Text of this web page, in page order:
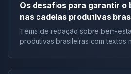
Os desafios para garantir o
nas cadeias produtivas
redação
Tema de redação sobre bem-
produtivas brasileiras com textos